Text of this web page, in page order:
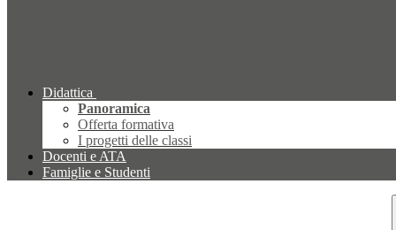
Didattica
Panoramica
Offerta formativa
I progetti delle classi
Docenti e ATA
Famiglie e Studenti